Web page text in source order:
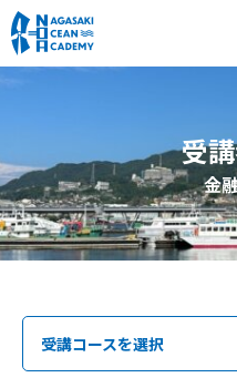
受
金
受講コースを選択